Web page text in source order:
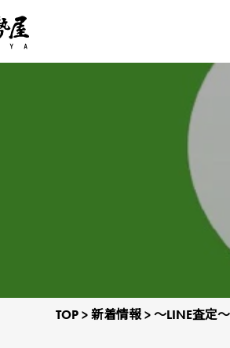
TOP > 新着情報> ～LINE査定～